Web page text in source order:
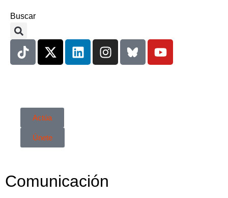
Buscar
Actúa
Únete
Comunicación